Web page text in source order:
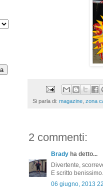
Si parla di: magazine zona
2 commenti:
Brady ha detto...
Divertente,
E scritto
06 giugno, 2013